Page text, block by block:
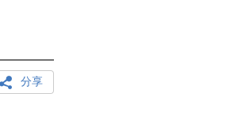
分享